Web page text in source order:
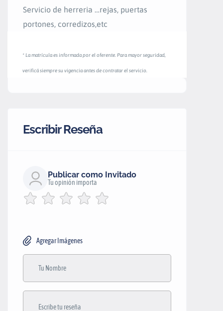
Servicio de herreria …rejas, puertas
portones, corredizos,etc
* La matrícula es informada por el oferente. Para mayor seguridad,
verificá siempre su vigencia antes de contratar el servicio.
Escribir Reseña
Publicar como Invitado
Tu opinión importa
Agregar Imágenes